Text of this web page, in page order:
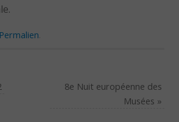
Permalien.
8e Nuit européenne des
Musées »